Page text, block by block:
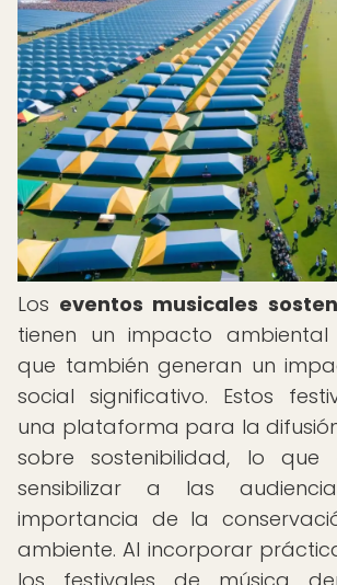
Los eventos musicales
tienen un impacto ambiental
que también generan un
social significativo. Estos
una plataforma para la
sobre sostenibilidad, lo que
sensibilizar a las
importancia de la
ambiente. Al incorporar